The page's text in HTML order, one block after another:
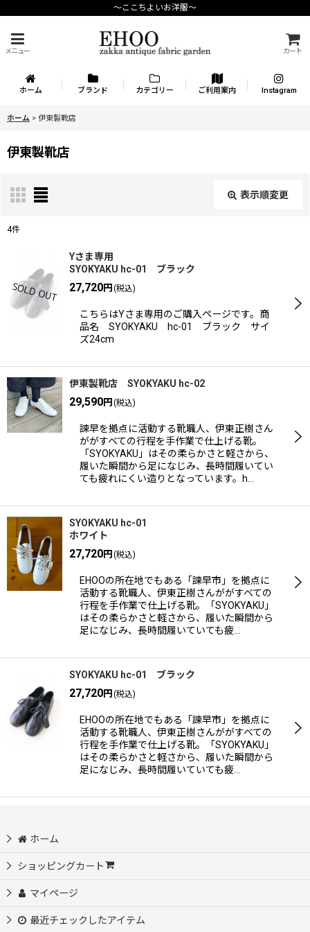
〜ここちよいお洋服〜
メニュー カート
ホーム ブランド カテゴリー ご利用案内 Instagram
ホーム > 伊東製靴店
伊東製靴店
表示順変更
在庫あり
並び順
4件
Yさま専用
SYOKYAKU hc-01 ブラック
27,720円 (税込)
こちらはYさま専用のご購入ページです。商
品名 SYOKYAKU hc-01 ブラック サイ
ズ24cm
伊東製靴店 SYOKYAKU hc-02
29,590円 (税込)
諫早を拠点に活動する靴職人、伊東正樹さん
ががすべての行程を手作業で仕上げる靴。
「SYOKYAKU」はその柔らかさと軽さから、
履いた瞬間から足になじみ、長時間履いてい
ても疲れにくい造りとなっています。h…
SYOKYAKU hc-01
ホワイト
27,720円 (税込)
EHOOの所在地でもある「諫早市」を拠点に
活動する靴職人、伊東正樹さんががすべての
行程を手作業で仕上げる靴。「SYOKYAKU」
はその柔らかさと軽さから、履いた瞬間から
足になじみ、長時間履いていても疲…
SYOKYAKU hc-01 ブラック
27,720円 (税込)
EHOOの所在地でもある「諫早市」を拠点に
活動する靴職人、伊東正樹さんががすべての
行程を手作業で仕上げる靴。「SYOKYAKU」
はその柔らかさと軽さから、履いた瞬間から
足になじみ、長時間履いていても疲…
ホーム
ショッピングカート
マイページ
最近チェックしたアイテム